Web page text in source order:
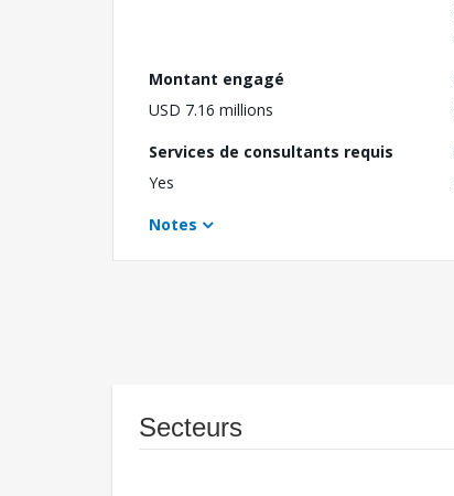
Montant engagé
USD 7.16 millions
Services de consultants requis
Yes
Notes
Secteurs